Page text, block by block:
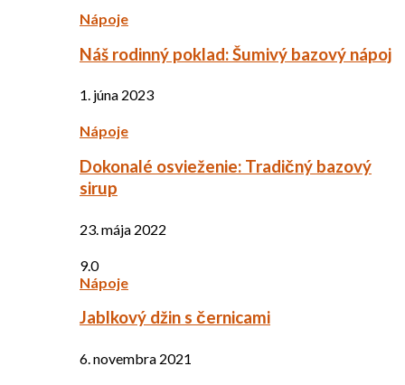
Nápoje
Náš rodinný poklad: Šumivý bazový nápoj
1. júna 2023
Nápoje
Dokonalé osvieženie: Tradičný bazový
sirup
23. mája 2022
9.0
Nápoje
Jablkový džin s černicami
6. novembra 2021